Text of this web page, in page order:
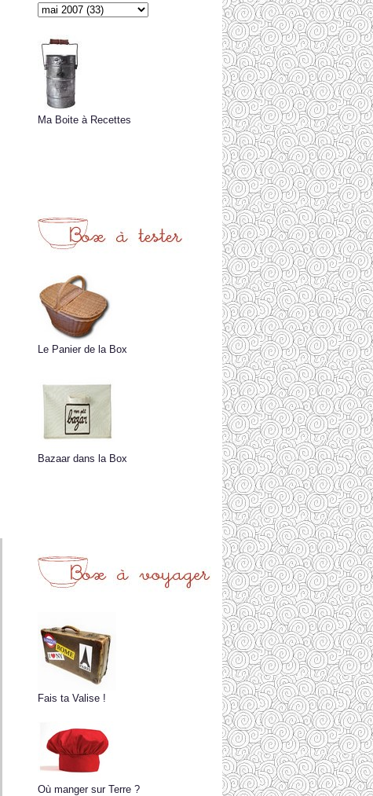
Ma Boite à Recettes
Le Panier de la Box
Bazaar dans la Box
Fais ta Valise !
Où manger sur Terre ?